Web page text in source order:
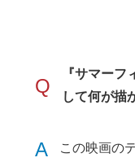
Q
『サマー
して何が描
A
この映画の